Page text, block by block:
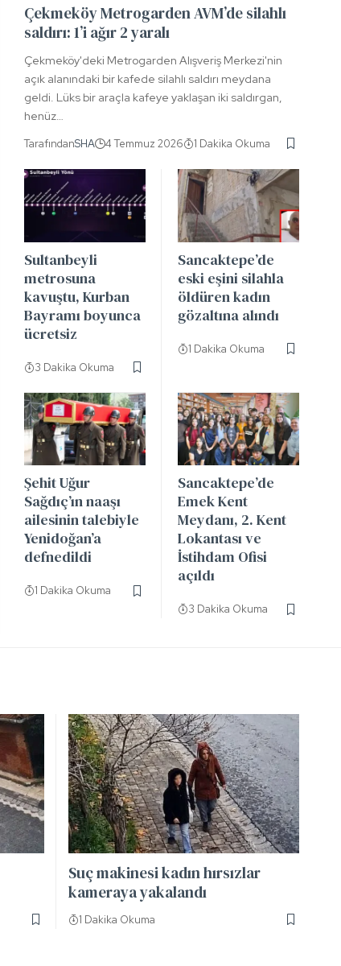
Çekmeköy Metrogarden AVM’de silahlı
saldırı: 1’i ağır 2 yaralı
Çekmeköy'deki Metrogarden Alışveriş Merkezi'nin
açık alanındaki bir kafede silahlı saldırı meydana
geldi. Lüks bir araçla kafeye yaklaşan iki saldırgan,
henüz…
TarafındanSHA 4 Temmuz 2026 1 Dakika Okuma
Sultanbeyli
metrosuna
kavuştu, Kurban
Bayramı boyunca
ücretsiz
3 Dakika Okuma
Sancaktepe’de
eski eşini silahla
öldüren kadın
gözaltına alındı
1 Dakika Okuma
Şehit Uğur
Sağdıç’ın naaşı
ailesinin talebiyle
Yenidoğan’a
defnedildi
1 Dakika Okuma
Sancaktepe’de
Emek Kent
Meydanı, 2. Kent
Lokantası ve
İstihdam Ofisi
açıldı
3 Dakika Okuma
Suç makinesi kadın hırsızlar
kameraya yakalandı
1 Dakika Okuma